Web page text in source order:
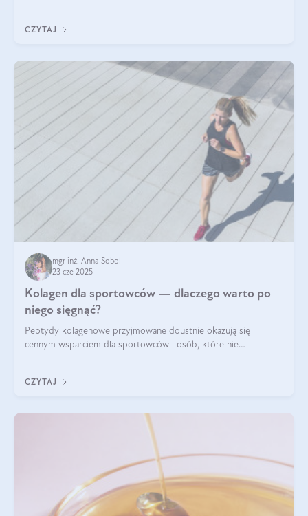
CZYTAJ
mgr inż. Anna Sobol
23 cze 2025
Kolagen dla sportowców — dlaczego warto po
niego sięgnąć?
Peptydy kolagenowe przyjmowane doustnie okazują się
cennym wsparciem dla sportowców i osób, które nie
CZYTAJ